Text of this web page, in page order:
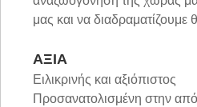
μας και να διαδραματίζουμε
ΑΞΙΑ
Ειλικρινής και αξιόπιστος
Προσανατολισμένη στην